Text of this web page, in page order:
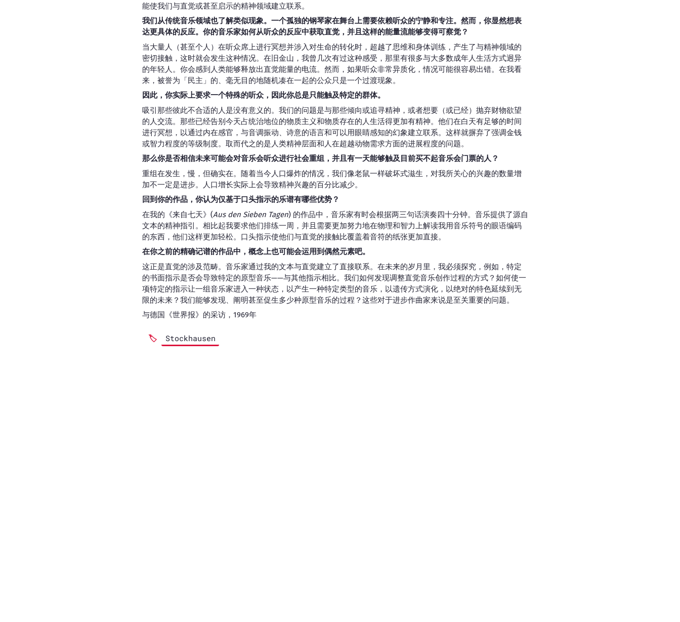
能使我们与直觉或甚至启示的精神领域建立联系。
我们从传统音乐领域也了解类似现象。一个孤独的钢琴家在舞台上需要依赖听众的宁静和专注。然而，你显然想表
达更具体的反应。你的音乐家如何从听众的反应中获取直觉，并且这样的能量流能够变得可察觉？
当大量人（甚至个人）在听众席上进行冥想并涉入对生命的转化时，超越了思维和身体训练，产生了与精神领域的
密切接触，这时就会发生这种情况。在旧金山，我曾几次有过这种感受，那里有很多与大多数成年人生活方式迥异
的年轻人。你会感到人类能够释放出直觉能量的电流。然而，如果听众非常异质化，情况可能很容易出错。在我看
来，被誉为「民主」的、毫无目的地随机凑在一起的公众只是一个过渡现象。
因此，你实际上要求一个特殊的听众，因此你总是只能触及特定的群体。
吸引那些彼此不合适的人是没有意义的。我们的问题是与那些倾向或追寻精神，或者想要（或已经）抛弃财物欲望
的人交流。那些已经告别今天占统治地位的物质主义和物质存在的人生活得更加有精神。他们在白天有足够的时间
进行冥想，以通过内在感官，与音调振动、诗意的语言和可以用眼睛感知的幻象建立联系。这样就摒弃了强调金钱
或智力程度的等级制度。取而代之的是人类精神层面和人在超越动物需求方面的进展程度的问题。
那么你是否相信未来可能会对音乐会听众进行社会重组，并且有一天能够触及目前买不起音乐会门票的人？
重组在发生，慢，但确实在。随着当今人口爆炸的情况，我们像老鼠一样破坏式滋生，对我所关心的兴趣的数量增
加不一定是进步。人口增长实际上会导致精神兴趣的百分比减少。
回到你的作品，你认为仅基于口头指示的乐谱有哪些优势？
在我的《来自七天》(Aus den Sieben Tagen) 的作品中，音乐家有时会根据两三句话演奏四十分钟。音乐提供了源自
文本的精神指引。相比起我要求他们排练一周，并且需要更加努力地在物理和智力上解读我用音乐符号的眼语编码
的东西，他们这样更加轻松。口头指示使他们与直觉的接触比覆盖着音符的纸张更加直接。
在你之前的精确记谱的作品中，概念上也可能会运用到偶然元素吧。
这正是直觉的涉及范畴。音乐家通过我的文本与直觉建立了直接联系。在未来的岁月里，我必须探究，例如，特定
的书面指示是否会导致特定的原型音乐——与其他指示相比。我们如何发现调整直觉音乐创作过程的方式？如何使一
项特定的指示让一组音乐家进入一种状态，以产生一种特定类型的音乐，以遗传方式演化，以绝对的特色延续到无
限的未来？我们能够发现、阐明甚至促生多少种原型音乐的过程？这些对于进步作曲家来说是至关重要的问题。
与德国《世界报》的采访，1969年
Stockhausen